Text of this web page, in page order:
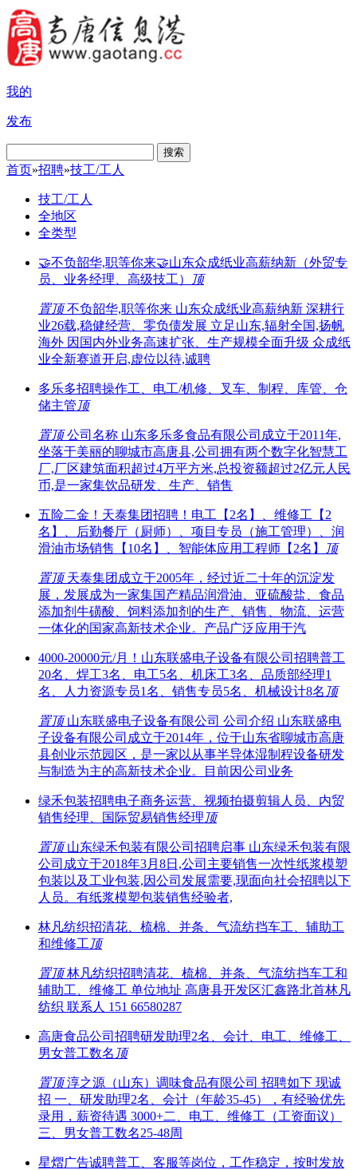
我的
发布
搜索
首页»招聘»技工/工人
技工/工人
全地区
全类型
🤝不负韶华,职等你来🤝山东众成纸业高薪纳新（外贸专
员、业务经理、高级技工）
顶
置顶不负韶华,职等你来 山东众成纸业高薪纳新 深耕行
业26载,稳健经营、零负债发展 立足山东,辐射全国,扬帆
海外 因国内外业务高速扩张、生产规模全面升级 众成纸
业全新赛道开启,虚位以待,诚聘
多乐多招聘操作工、电工/机修、叉车、制程、库管、仓
储主管 顶
置顶公司名称 山东多乐多食品有限公司成立于2011年,
坐落于美丽的聊城市高唐县,公司拥有两个数字化智慧工
厂,厂区建筑面积超过4万平方米,总投资额超过2亿元人民
币,是一家集饮品研发、生产、销售
五险二金！天泰集团招聘！电工【2名】、维修工【2
名】、后勤餐厅（厨师）、项目专员（施工管理）、润
滑油市场销售【10名】、智能体应用工程师【2名】
顶
置顶天泰集团成立于2005年，经过近二十年的沉淀发
展，发展成为一家集国产精品润滑油、亚硫酸盐、食品
添加剂牛磺酸、饲料添加剂的生产、销售、物流、运营
一体化的国家高新技术企业。产品广泛应用于汽
4000-20000元/月！山东联盛电子设备有限公司招聘普工
20名、焊工3名、电工5名、机床工3名、品质部经理1
名、人力资源专员1名、销售专员5名、机械设计8名 顶
置顶山东联盛电子设备有限公司 公司介绍 山东联盛电
子设备有限公司成立于2014年，位于山东省聊城市高唐
县创业示范园区，是一家以从事半导体湿制程设备研发
与制造为主的高新技术企业。目前因公司业务
绿禾包装招聘电子商务运营、视频拍摄剪辑人员、内贸
销售经理、国际贸易销售经理 顶
置顶山东绿禾包装有限公司招聘启事 山东绿禾包装有限
公司成立于2018年3月8日,公司主要销售一次性纸浆模塑
包装以及工业包装,因公司发展需要,现面向社会招聘以下
人员。有纸浆模塑包装销售经验者,
林凡纺织招清花、梳棉、并条、气流纺挡车工、辅助工
和维修工 顶
置顶林凡纺织招聘清花、梳棉、并条、气流纺挡车工和
辅助工、维修工 单位地址 高唐县开发区汇鑫路北首林凡
纺织 联系人 151 66580287
高唐食品公司招聘研发助理2名、会计、电工、维修工、
男女普工数名 顶
置顶淳之源（山东）调味食品有限公司 招聘如下 现诚
招 一、研发助理2名、会计（年龄35-45），有经验优先
录用，薪资待遇 3000+二、电工、维修工（工资面议）
三、男女普工数名25-48周
星熠广告诚聘普工、客服等岗位，工作稳定，按时发放